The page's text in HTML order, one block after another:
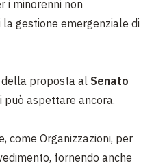
i minorenni non
gestione emergenziale di
proposta al Senato
può aspettare ancora.
come Organizzazioni, per
fornendo anche